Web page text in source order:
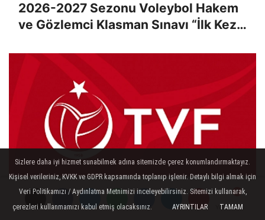
Yorumlar
Yorumlar
Yorumlar
2026-2027 Sezonu Voleybol Hakem
ve Gözlemci Klasman Sınavı “İlk Kez”
Dördüncü ve Beşinci Kademe
Yorumlar
Sizlere daha iyi hizmet sunabilmek adına sitemizde çerez konumlandırmaktayız.
Kişisel verileriniz, KVKK ve GDPR kapsamında toplanıp işlenir. Detaylı bilgi almak için
Veri Politikamızı / Aydınlatma Metnimizi inceleyebilirsiniz. Sitemizi kullanarak,
çerezleri kullanmamızı kabul etmiş olacaksınız.
AYRINTILAR TAMAM